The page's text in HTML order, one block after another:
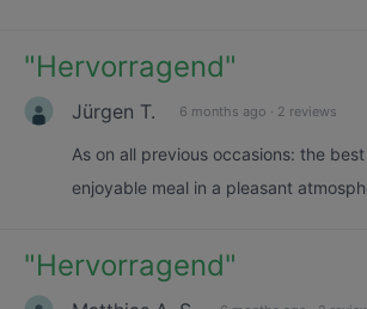
"Hervorragend"
Jürgen T. 6 months ago · 2 reviews
As on all previous occasions: the
enjoyable meal in a pleasant
"Hervorragend"